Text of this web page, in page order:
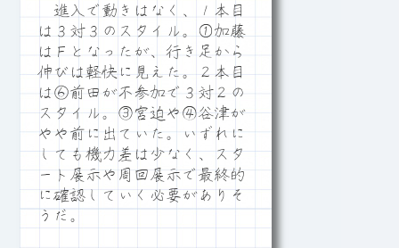
進入で動きはなく、１本目
は３対３のスタイル。①加藤
はＦとなったが、行き足から
伸びは軽快に見えた。２本目
は⑥前田が不参加で３対２の
スタイル。③宮迫や④谷津が
やや前に出ていた。いずれに
しても機力差は少なく、スタ
ート展示や周回展示で最終的
に確認していく必要がありそ
うだ。